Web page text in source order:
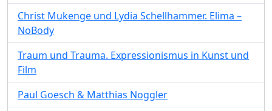
Christ Mukenge und Lydia Schellhammer. Elima –
NoBody
Traum und Trauma. Expressionismus in Kunst und
Film
Paul Goesch & Matthias Noggler